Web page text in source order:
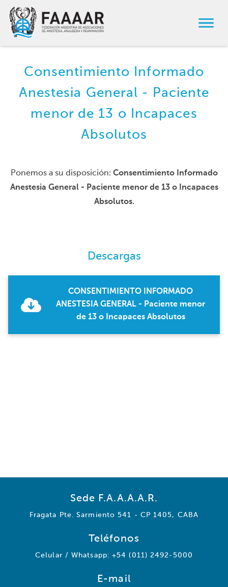
Consentimiento Informado
Anestesia General - Paciente
menor de 13 o Incapaces
Absolutos
Ponemos a su disposición: Consentimiento Informado
Anestesia General - Paciente menor de 13 o Incapaces
Absolutos.
Descargas
CONSENTIMIENTO INFORMADO
ANESTESIA GENERAL - Paciente menor
de 13 o Incapaces Absolutos
Sede F.A.A.A.A.R.
Fragata Pte. Sarmiento 541 - CP 1405, CABA
Teléfonos
Celular / Whatsapp: +54 (011) 2492-5000
E-mail